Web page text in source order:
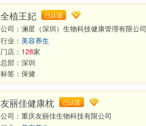
全植王妃 已认证
公司：澜星（深圳）生物科技健康管理有限公司
行业： 美容养生
门店： 128家
总部： 深圳
标签： 保健
友丽佳健康枕 已认证
公司：重庆友丽佳生物科技有限公司